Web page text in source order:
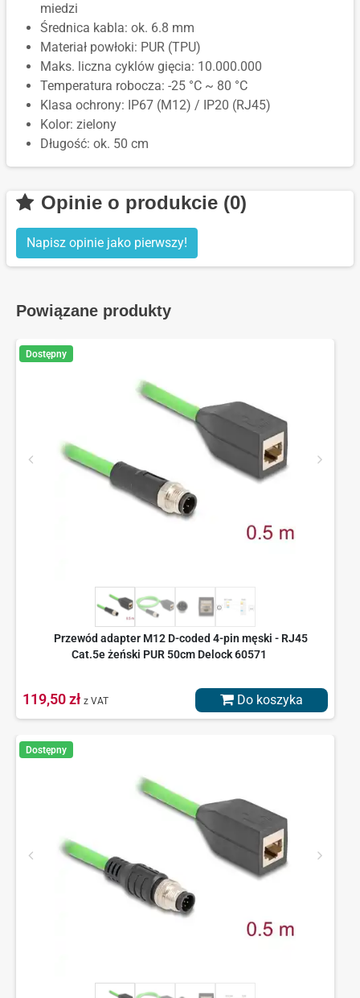
miedzi
Średnica kabla: ok. 6.8 mm
Materiał powłoki: PUR (TPU)
Maks. liczna cyklów gięcia: 10.000.000
Temperatura robocza: -25 °C ~ 80 °C
Klasa ochrony: IP67 (M12) / IP20 (RJ45)
Kolor: zielony
Długość: ok. 50 cm
Opinie o produkcie (0)
Napisz opinie jako pierwszy!
Powiązane produkty
Dostępny
Przewód adapter M12 D-coded 4-pin męski - RJ45
Cat.5e żeński PUR 50cm Delock 60571
119,50 zł z VAT Do koszyka
Dostępny